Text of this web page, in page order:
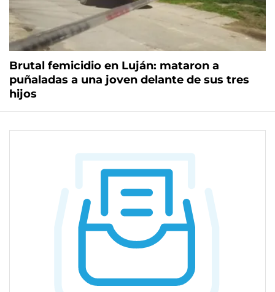
Brutal femicidio en Luján: mataron a
puñaladas a una joven delante de sus tres
hijos